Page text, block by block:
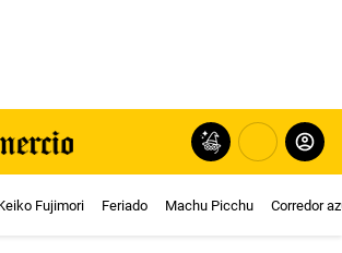
Fujimori Feriado Machu Picchu Corredor